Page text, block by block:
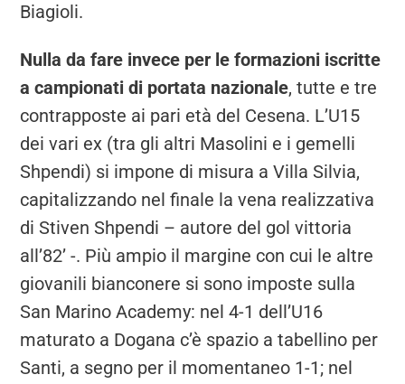
Biagioli.
Nulla da fare invece per le formazioni iscritte
a campionati di portata nazionale, tutte e tre
contrapposte ai pari età del Cesena. L’U15
dei vari ex (tra gli altri Masolini e i gemelli
Shpendi) si impone di misura a Villa Silvia,
capitalizzando nel finale la vena realizzativa
di Stiven Shpendi – autore del gol vittoria
all’82’ -. Più ampio il margine con cui le altre
giovanili bianconere si sono imposte sulla
San Marino Academy: nel 4-1 dell’U16
maturato a Dogana c’è spazio a tabellino per
Santi, a segno per il momentaneo 1-1; nel